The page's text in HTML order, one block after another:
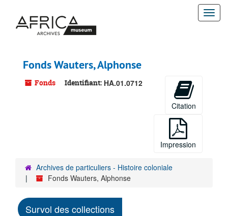
contenu
Fonds Wauters, Alphonse
Fonds Identifiant: HA.01.0712
Citation
Impression
Archives de particuliers - Histoire coloniale
Fonds Wauters, Alphonse
Survol des collections